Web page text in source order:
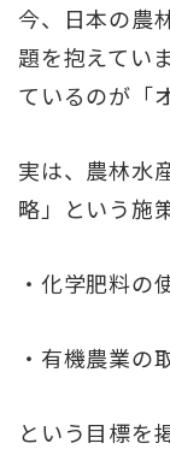
今、日本の農
題を抱えてい
ているのが「
実は、農林水
略」という施
・化学肥料の
・有機農業
という目標を